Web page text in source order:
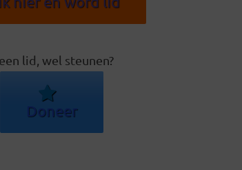
lid, wel steunen?
Doneer